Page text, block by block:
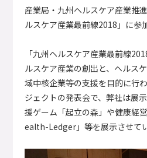
産業局・九州ヘルスケア産業推
ルスケア産業最前線2018」に参
「九州ヘルスケア産業最前線
ルスケア産業の創出と、ヘルス
域中核企業等の支援を目的に行
ジェクトの発表会で、弊社は展
援ゲーム「起立の森」や健康経
ealth-Ledger」等を展示させて